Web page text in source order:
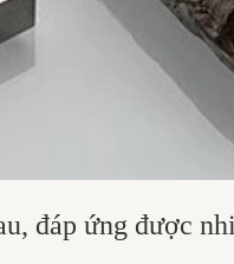
đáp ứng được